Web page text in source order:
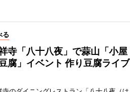
る
寺「八十八夜」で蒜山「小屋
腐」イベント 作り豆腐ライブ